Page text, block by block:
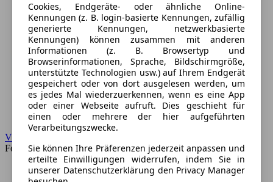
VW
Forum
Cookies, Endgeräte- oder ähnliche Online-
Kennungen (z. B. login-basierte Kennungen, zufällig
generierte Kennungen, netzwerkbasierte
Kennungen) können zusammen mit anderen
Informationen (z. B. Browsertyp und
Browserinformationen, Sprache, Bildschirmgröße,
unterstützte Technologien usw.) auf Ihrem Endgerät
gespeichert oder von dort ausgelesen werden, um
es jedes Mal wiederzuerkennen, wenn es eine App
oder einer Webseite aufruft. Dies geschieht für
einen oder mehrere der hier aufgeführten
Verarbeitungszwecke.
Sie können Ihre Präferenzen jederzeit anpassen und
erteilte Einwilligungen widerrufen, indem Sie in
unserer Datenschutzerklärung den Privacy Manager